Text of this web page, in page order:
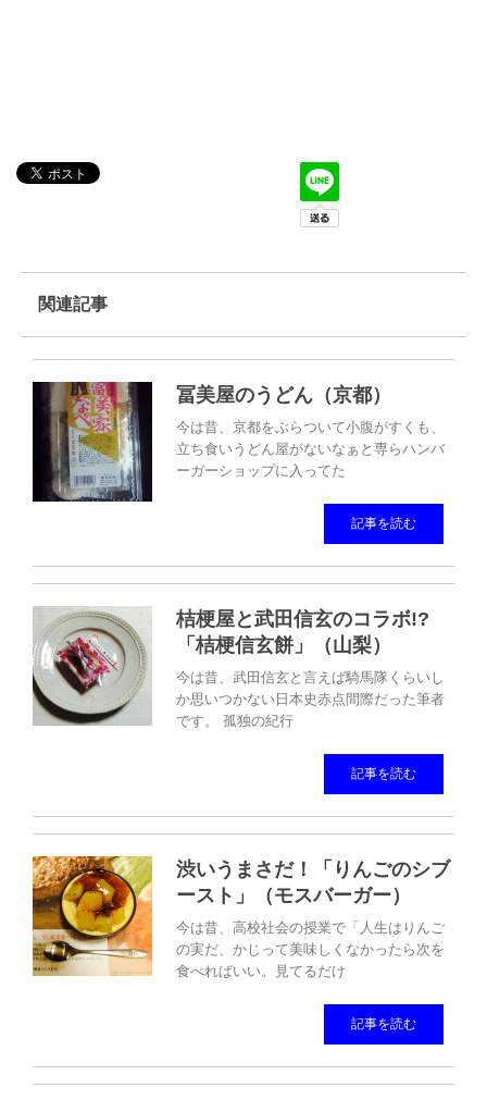
関連記事
冨美屋のうどん（京都）
今は昔、京都をぶらついて小腹がすくも、
立ち食いうどん屋がないなぁと専らハンバ
ーガーショップに入ってた
記事を読む
桔梗屋と武田信玄のコラボ!?
「桔梗信玄餅」（山梨）
今は昔、武田信玄と言えば騎馬隊くらいし
か思いつかない日本史赤点間際だった筆者
です。 孤独の紀行
記事を読む
渋いうまさだ！「りんごのシブ
ースト」（モスバーガー）
今は昔、高校社会の授業で「人生はりんご
の実だ、かじって美味しくなかったら次を
食べればいい。見てるだけ
記事を読む